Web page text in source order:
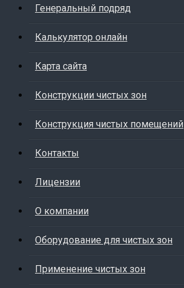
Генеральный подряд
Калькулятор онлайн
Карта сайта
Конструкции чистых зон
Конструкция чистых помещений
Контакты
Лицензии
О компании
Оборудование для чистых зон
Применение чистых зон